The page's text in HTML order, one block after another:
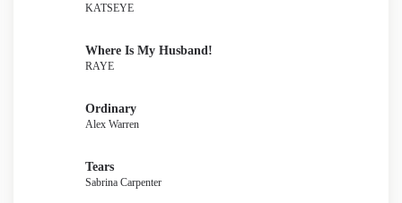
KATSEYE
Where Is My Husband!
RAYE
Ordinary
Alex Warren
Tears
Sabrina Carpenter